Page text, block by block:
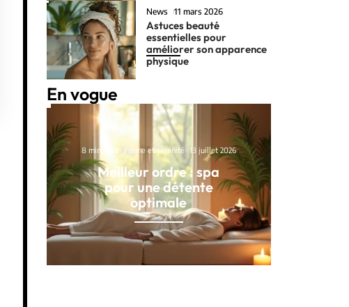
News 11 mars 2026
Astuces beauté
essentielles pour
améliorer son apparence
physique
En vogue
8 min read Forme et sérénité 13 juillet 2026
Meilleur ordre : spa
pour une détente
optimale